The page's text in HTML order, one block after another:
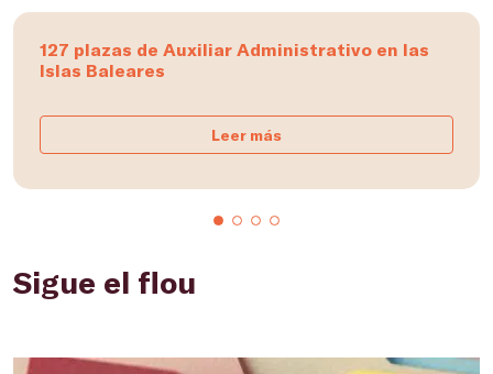
127 plazas de Auxiliar Administrativo en las
Islas Baleares
Leer más
Sigue el flou